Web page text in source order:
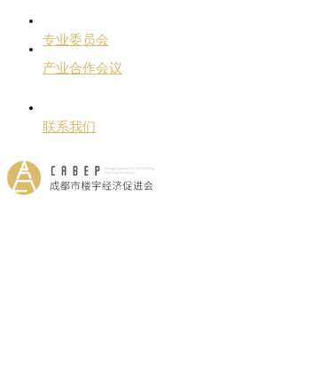
专业委员会
产业合作会议
联系我们